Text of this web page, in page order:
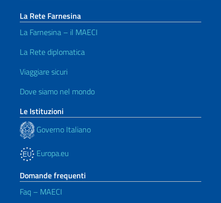
La Rete Farnesina
La Farnesina – il MAECI
La Rete diplomatica
Viaggiare sicuri
Dove siamo nel mondo
Le Istituzioni
Governo Italiano
Europa.eu
Domande frequenti
Faq – MAECI